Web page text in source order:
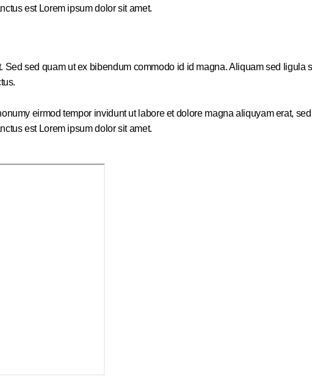
est Lorem ipsum dolor sit amet.
sed quam ut ex bibendum commodo id id magna. Aliquam sed ligula
eirmod tempor invidunt ut labore et dolore magna aliquyam erat,
est Lorem ipsum dolor sit amet.